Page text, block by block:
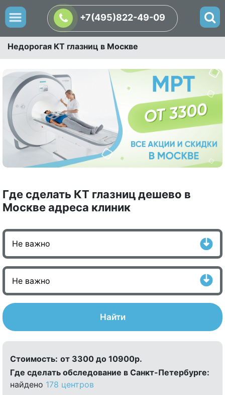
+7(495)822-49-09
Недорогая КТ глазниц в Москве
Где сделать КТ глазниц дешево в
Москве адреса клиник
Найти
Стоимость: от 3300 до 10900р.
Где сделать обследование в Санкт-Петербурге:
найдено 178 центров